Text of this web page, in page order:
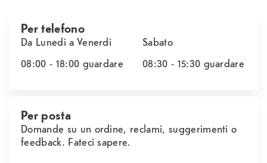
Per telefono
Da Lunedi a Venerdi
08:00 - 18:00 guardare
Sabato
08:30 - 15:30 guardare
Per posta
Domande su un ordine, reclami, suggerimenti o
feedback. Fateci sapere.